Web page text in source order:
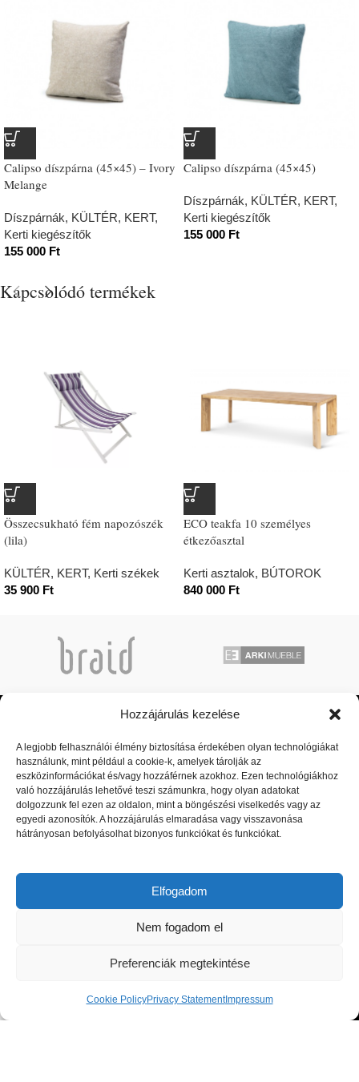
Hozzájárulás kezelése
A legjobb felhasználói élmény biztosítása érdekében olyan technológiákat
használunk, mint például a cookie-k, amelyek tárolják az
eszközinformációkat és/vagy hozzáférnek azokhoz. Ezen technológiákhoz
való hozzájárulás lehetővé teszi számunkra, hogy olyan adatokat
dolgozzunk fel ezen az oldalon, mint a böngészési viselkedés vagy az
egyedi azonosítók. A hozzájárulás elmaradása vagy visszavonása
hátrányosan befolyásolhat bizonyos funkciókat és funkciókat.
Elfogadom
Nem fogadom el
Preferenciák megtekintése
Cookie PolicyPrivacy StatementImpressum
Calipso díszpárna (45×45) – Ivory
Melange
Díszpárnák, KÜLTÉR, KERT,
Kerti kiegészítők
155 000 Ft
Calipso díszpárna (45×45)
Díszpárnák, KÜLTÉR, KERT,
Kerti kiegészítők
155 000 Ft
Kapcsolódó termékek
Összecsukható fém napozószék
(lila)
KÜLTÉR, KERT, Kerti székek
35 900 Ft
ECO teakfa 10 személyes
étkezőasztal
Kerti asztalok, BÚTOROK
840 000 Ft
Luxus beltéri és kültéri bútorok, valamint magas minőségű
kiegészítők a lakberendezési piac legnagyobb kiválóságaitól: olasz,
legfrissebb trendeket követő bútorok és designer dekor tárgyak.
Telefon: +36 30 8 177 177